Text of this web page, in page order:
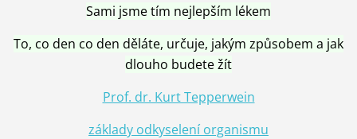
Sami jsme tím nejlepším lékem
To, co den co den děláte, určuje, jakým způsobem a jak
dlouho budete žít
Prof. dr. Kurt Tepperwein
základy odkyselení organismu